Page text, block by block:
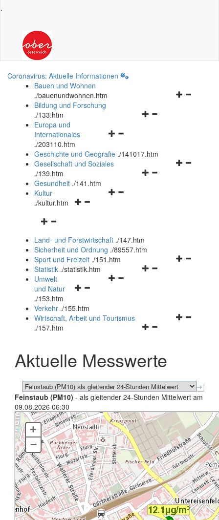
.
Coronavirus: Aktuelle Informationen
Bauen und Wohnen
./bauenundwohnen.htm
Navigationsmenü
Bildung und Forschung
./133.htm
Navigationsmenü
und
schließen
Europa und
Internationales
./203110.htm
Geschichte und Geografie ./141017.htm
Navigationsmenü
Gesellschaft und Soziales
./139.htm
Navigationsmenü
Gesundheit ./141.htm
Navigationsmenü
Kultur
./kultur.htm
Navigationsmenü
und
schließen
Land- und Forstwirtschaft ./147.htm
Sicherheit und Ordnung ./89557.htm
Navigationsmenü
Sport und Freizeit ./151.htm
Navigationsmenü
Statistik ./statistik.htm
Navigationsmenü
und
schließen
Umwelt
und Natur
./153.htm
Verkehr ./155.htm
Navigationsmenü
schließen
Wirtschaft, Arbeit und Tourismus
./157.htm
Aktuelle Messwerte
Feinstaub (PM10) - als gleitender 24-Stunden Mittelwert am
09.08.2026 06:30
+
–